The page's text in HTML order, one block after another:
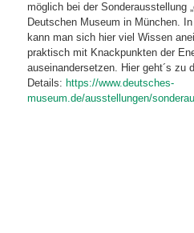
möglich bei der Sonderausstellung
Deutschen Museum in München.
kann man sich hier viel Wissen
praktisch mit Knackpunkten der
auseinandersetzen. Hier geht´s zu
Details: https://www.deutsches-
museum.de/ausstellungen/